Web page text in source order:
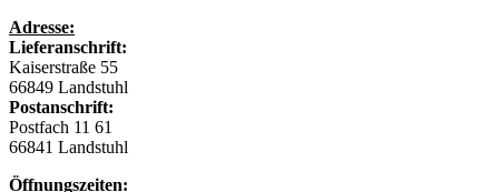
Adresse:
Lieferanschrift:
Kaiserstraße 55
66849 Landstuhl
Postanschrift:
Postfach 11 61
66841 Landstuhl
Öffnungszeiten: